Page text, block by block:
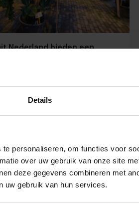
Details
personaliseren, om functies voor
over uw gebruik van onze site
deze gegevens combineren met
uw gebruik van hun services.
Nederland bieden een
tegengaan